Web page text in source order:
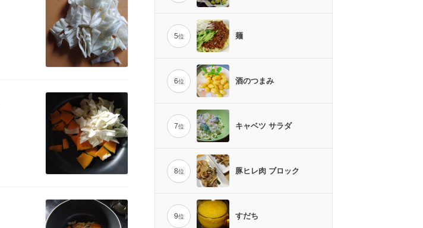
5位 麺
6位 酒のつまみ
7位 キャベツ サラダ
8位 豚ヒレ肉 ブロック
9位 すだち